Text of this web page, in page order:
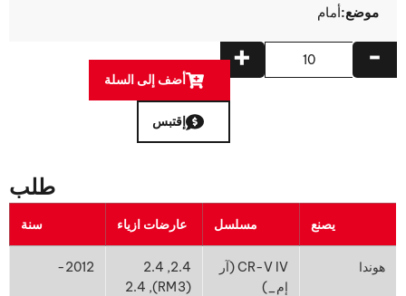
موضع:أمام
+ -
أضف إلى السلة
إقتبس
طلب
يصنع مسلسل عارضات ازياء سنة
هوندا
CR-V IV (آر
إم_)
2.4, 2.4
(RM3), 2.4
2012-